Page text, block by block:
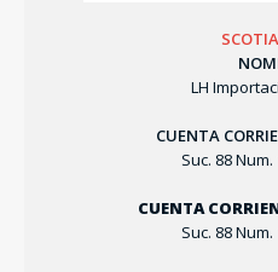
LH
CUENTA
Suc. 88 Num.
CUENTA
Suc. 88